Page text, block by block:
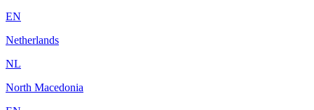
EN
Netherlands
NL
North Macedonia